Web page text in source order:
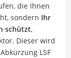
die Ihnen
sondern Ihr
schützt,
Dieser wird
LSF